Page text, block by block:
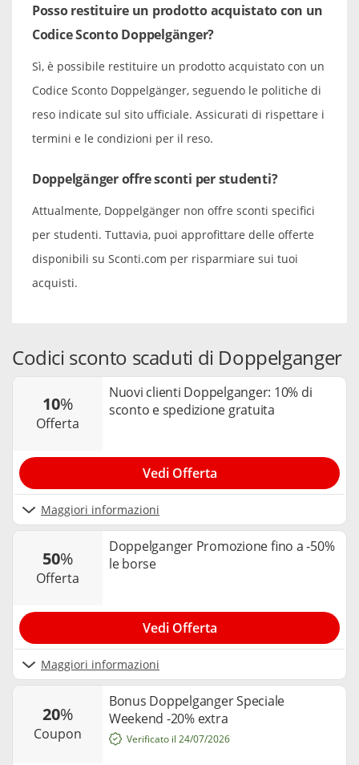
Posso restituire un prodotto acquistato con un
Codice Sconto Doppelgänger?
Sì, è possibile restituire un prodotto acquistato con un
Codice Sconto Doppelgänger, seguendo le politiche di
reso indicate sul sito ufficiale. Assicurati di rispettare i
termini e le condizioni per il reso.
Doppelgänger offre sconti per studenti?
Attualmente, Doppelgänger non offre sconti specifici
per studenti. Tuttavia, puoi approfittare delle offerte
disponibili su Sconti.com per risparmiare sui tuoi
acquisti.
Codici sconto scaduti di Doppelganger
10%
offerta
Nuovi clienti Doppelganger: 10% di
sconto e spedizione gratuita
Maggiori informazioni
Vedi Offerta
50%
offerta
Doppelganger Promozione fino a -50%
le borse
Maggiori informazioni
Vedi Offerta
20%
coupon
Bonus Doppelganger Speciale
Weekend -20% extra
Verificato il 24/07/2026